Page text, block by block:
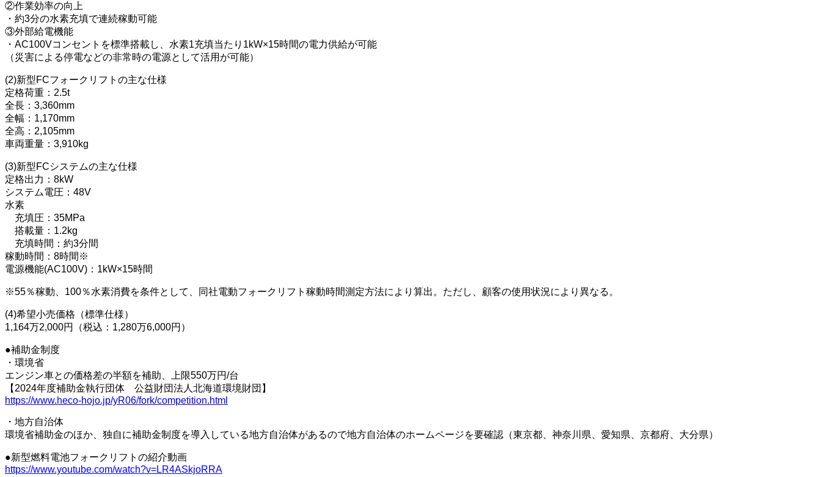
②作業効率の向上
・約3分の水素充填で連続稼動可能
③外部給電機能
・AC100Vコンセントを標準搭載し、水素1充填当たり1kW×15時間の電力供給が可能
（災害による停電などの非常時の電源として活用が可能）
(2)新型FCフォークリフトの主な仕様
定格荷重：2.5t
全長：3,360mm
全幅：1,170mm
全高：2,105mm
車両重量：3,910kg
(3)新型FCシステムの主な仕様
定格出力：8kW
システム電圧：48V
水素
充填圧：35MPa
搭載量：1.2kg
充填時間：約3分間
稼動時間：8時間※
電源機能(AC100V)：1kW×15時間
※55％稼動、100％水素消費を条件として、同社電動フォークリフト稼動時間測定方法により算出。ただし、顧客の使用状況により異なる。
(4)希望小売価格（標準仕様）
1,164万2,000円（税込：1,280万6,000円）
●補助金制度
・環境省
エンジン車との価格差の半額を補助、上限550万円/台
【2024年度補助金執行団体 公益財団法人北海道環境財団】
https://www.heco-hojo.jp/yR06/fork/competition.html
・地方自治体
環境省補助金のほか、独自に補助金制度を導入している地方自治体があるので地方自治体のホームページを要確認（東京都、神奈川県、愛知県、京都府、大分県）
●新型燃料電池フォークリフトの紹介動画
https://www.youtube.com/watch?v=LR4ASkjoRRA